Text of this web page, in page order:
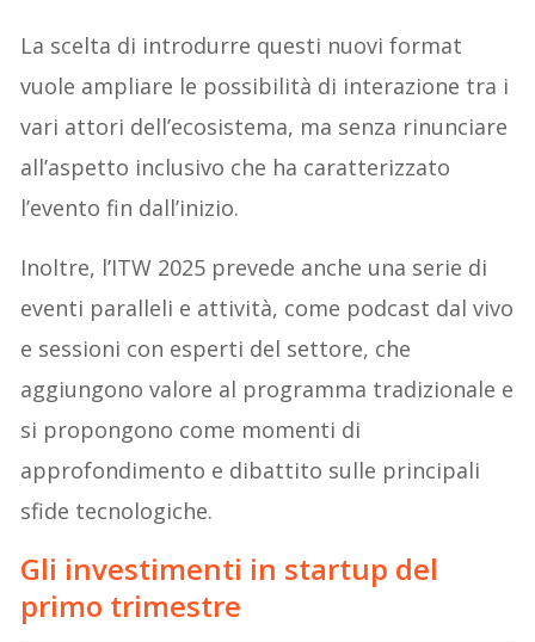
La scelta di introdurre questi nuovi format
vuole ampliare le possibilità di interazione tra i
vari attori dell’ecosistema, ma senza rinunciare
all’aspetto inclusivo che ha caratterizzato
l’evento fin dall’inizio.
Inoltre, l’ITW 2025 prevede anche una serie di
eventi paralleli e attività, come podcast dal vivo
e sessioni con esperti del settore, che
aggiungono valore al programma tradizionale e
si propongono come momenti di
approfondimento e dibattito sulle principali
sfide tecnologiche.
Gli investimenti in startup del
primo trimestre